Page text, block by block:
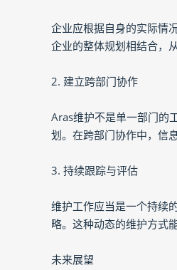
企业应根据自身的实际情
企业的整体规划相结合，
2. 建立跨部门协作
Aras维护不是单一部门的
划。在跨部门协作中，信
3. 持续跟踪与评估
维护工作应当是一个持续
略。这种动态的维护方式
未来展望